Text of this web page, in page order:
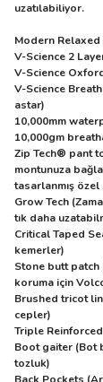
uzatılabiliyor.
Modern Relaxed
V-Science 2
V-Science
V-Science
astar)
10,000mm
10,000gm
Zip Tech® pant
montunuza
tasarlanmış özel
Grow Tech
tık daha
Critical Taped
kemerler)
Stone butt patch
koruma için
Brushed tricot
cepler)
Triple
Boot gaiter (Bot
tozluk)